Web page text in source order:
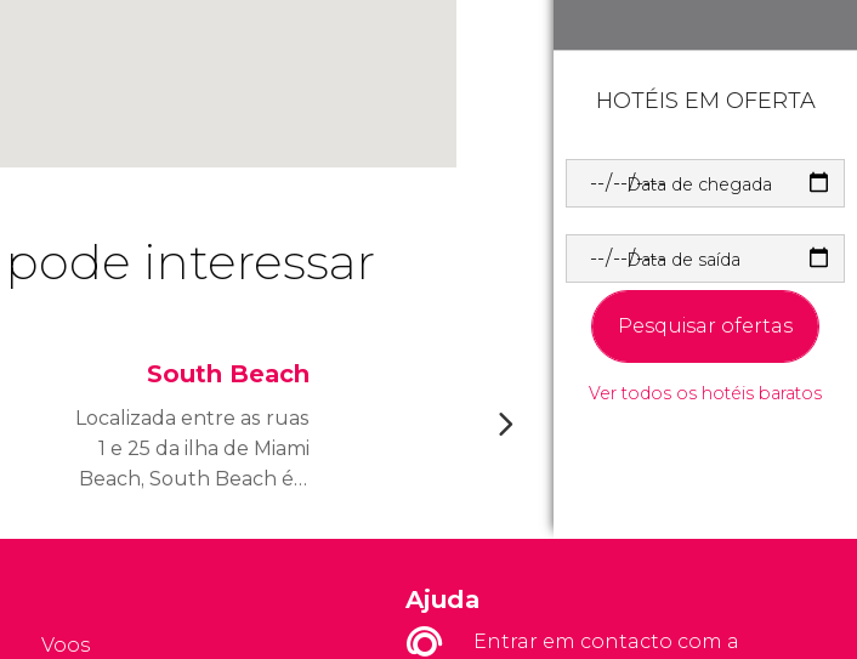
interessar
South Beach
Localizada entre as ruas
1 e 25 da ilha de Miami
Beach, South Beach é a
famosa de Miami. Trata-
HOTÉIS EM OFERTA
Data de chegada
Data de saída
Pesquisar ofertas
Ver todos os hotéis baratos
Voos
Ajuda
Entrar em contacto com a